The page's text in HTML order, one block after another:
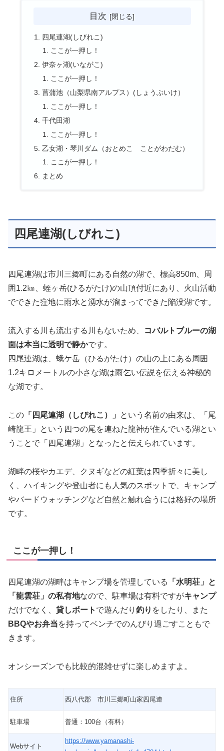
目次
四尾連湖(しびれこ)
ここが一押し！
伊奈ヶ湖(いながこ)
ここが一押し！
菖蒲池（山梨県南アルプス）(しょうぶいけ）
ここが一押し！
千代田湖
ここが一押し！
乙女湖・琴川ダム（おとめこ ことがわだむ）
ここが一押し！
まとめ
四尾連湖(しびれこ)
四尾連湖は市川三郷町にある自然の湖で、標高850m、周
囲1.2㎞、蛭ヶ岳(ひるがたけ)の山頂付近にあり、火山活動
でできた窪地に雨水と湧水が溜まってできた陥没湖です。
流入する川も流出する川もないため、
コバルトブルーの湖
面は本当に透明で静かです。
四尾連湖は、蛾ケ岳（ひるがたけ）の山の上にある周囲
1.2キロメートルの小さな湖は雨乞い伝説を伝える神秘的
な湖です。
この 「四尾連湖（しびれこ）」
という名前の由来は、「尾
崎龍王」という四つの尾を連ねた龍神が住んでいる湖とい
うことで「四尾連湖」となったと伝えられています。
湖畔の桜やカエデ、クヌギなどの紅葉は四季折々に美し
く、ハイキングや登山者にも人気のスポットで、キャンプ
やバードウォッチングなど自然と触れ合うには格好の場所
です。
ここが一押し！
四尾連湖の湖畔はキャンプ場を管理している
「水明荘」と
「龍雲荘」の私有地なので、駐車場は有料ですがキャンプ
だけでなく、 貸しボート で遊んだり 釣り をしたり、また
BBQやお弁当を持ってベンチでのんびり過ごすこともで
きます。
オンシーズンでも比較的混雑せずに楽しめますよ。
住所 西八代郡 市川三郷町山家四尾連
駐車場 普通：100台（有料）
Webサイト
https://www.yamanashi-